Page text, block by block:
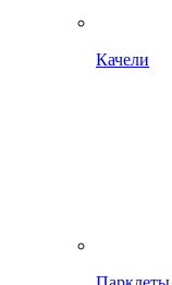
Качели